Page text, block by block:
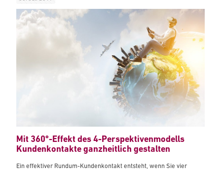
Mit 360º-Effekt des 4-Perspektivenmodells
Kundenkontakte ganzheitlich gestalten
Ein effektiver Rundum-Kundenkontakt entsteht, wenn Sie vier